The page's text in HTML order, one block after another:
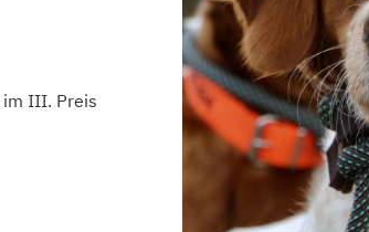
im III. Preis